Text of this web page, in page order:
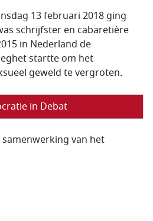
13 februari 2018 ging
schrijfster en cabaretière
in Nederland de
startte om het
geweld te vergroten.
in Debat
samenwerking van het